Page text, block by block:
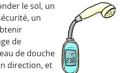
le sol, un
un
de
de douche
direction, et